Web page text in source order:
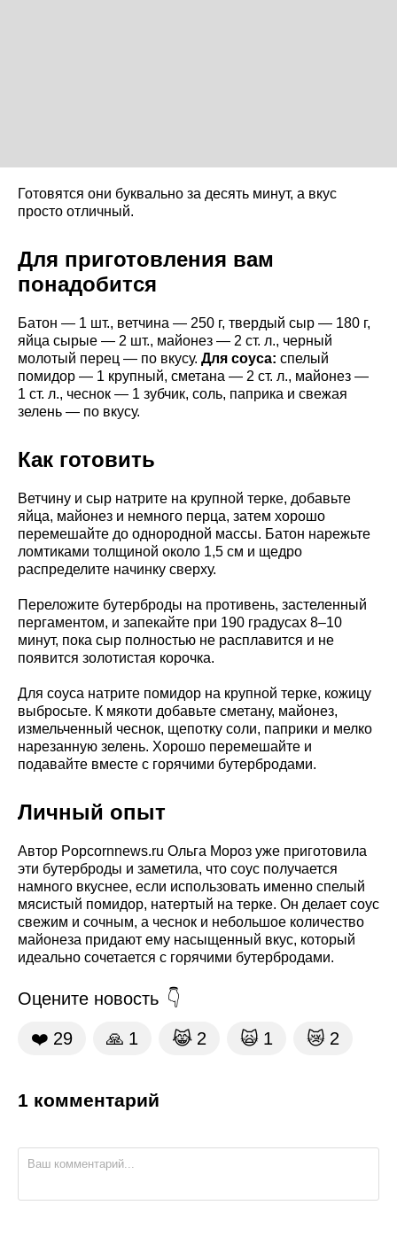
Готовятся они буквально за десять минут, а вкус
просто отличный.
Для приготовления вам
понадобится
Батон — 1 шт., ветчина — 250 г, твердый сыр — 180 г,
яйца сырые — 2 шт., майонез — 2 ст. л., черный
молотый перец — по вкусу. Для соуса: спелый
помидор — 1 крупный, сметана — 2 ст. л., майонез —
1 ст. л., чеснок — 1 зубчик, соль, паприка и свежая
зелень — по вкусу.
Как готовить
Ветчину и сыр натрите на крупной терке, добавьте
яйца, майонез и немного перца, затем хорошо
перемешайте до однородной массы. Батон нарежьте
ломтиками толщиной около 1,5 см и щедро
распределите начинку сверху.
Переложите бутерброды на противень, застеленный
пергаментом, и запекайте при 190 градусах 8–10
минут, пока сыр полностью не расплавится и не
появится золотистая корочка.
Для соуса натрите помидор на крупной терке, кожицу
выбросьте. К мякоти добавьте сметану, майонез,
измельченный чеснок, щепотку соли, паприки и мелко
нарезанную зелень. Хорошо перемешайте и
подавайте вместе с горячими бутербродами.
Личный опыт
Автор Popcornnews.ru Ольга Мороз уже приготовила
эти бутерброды и заметила, что соус получается
намного вкуснее, если использовать именно спелый
мясистый помидор, натертый на терке. Он делает соус
свежим и сочным, а чеснок и небольшое количество
майонеза придают ему насыщенный вкус, который
идеально сочетается с горячими бутербродами.
Оцените новость
❤️ 29 🙏 1 😹 2 🙀 1 😿 2
1 комментарий